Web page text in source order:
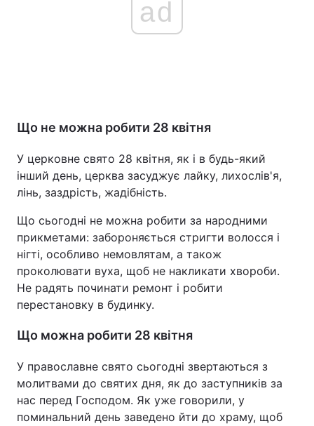
ad
Що не можна робити 28 квітня
У церковне свято 28 квітня, як і в будь-який
інший день, церква засуджує лайку, лихослів'я,
лінь, заздрість, жадібність.
Що сьогодні не можна робити за народними
прикметами: забороняється стригти волосся і
нігті, особливо немовлятам, а також
проколювати вуха, щоб не накликати хвороби.
Не радять починати ремонт і робити
перестановку в будинку.
Що можна робити 28 квітня
У православне свято сьогодні звертаються з
молитвами до святих дня, як до заступників за
нас перед Господом. Як уже говорили, у
поминальний день заведено йти до храму, щоб